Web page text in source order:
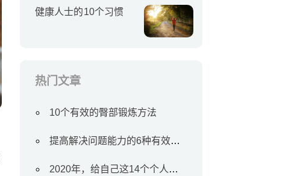
健康人士的10个习惯
热门文章
10个有效的臀部锻炼方法
提高解决问题能力的6种有效方法
2020年，给自己这14个个人目标